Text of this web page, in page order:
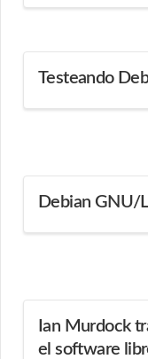
Testeando
Debian GNU/
Ian Murdock
el software